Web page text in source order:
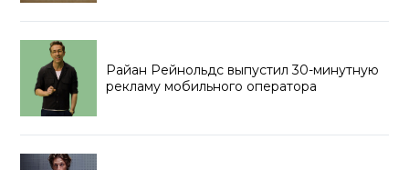
Райан Рейнольдс выпустил 30-минутную
рекламу мобильного оператора